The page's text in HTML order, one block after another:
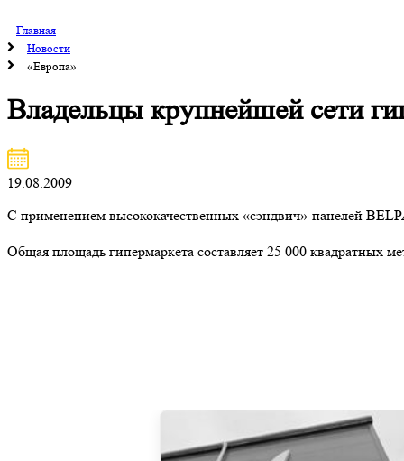
Главная
Новости
«Европа»
Владельцы крупнейшей сети
19.08.2009
С применением высококачественных «сэндвич»-панелей
Общая площадь гипермаркета составляет 25 000 квадратных